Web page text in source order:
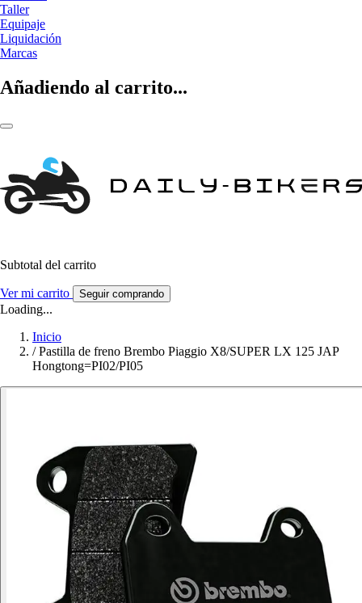
Taller
Equipaje
Liquidación
Marcas
Añadiendo al carrito...
Subtotal del carrito
Ver mi carrito Seguir comprando
Loading...
Inicio
/ Pastilla de freno Brembo Piaggio X8/SUPER LX 125 JAP
Hongtong=PI02/PI05